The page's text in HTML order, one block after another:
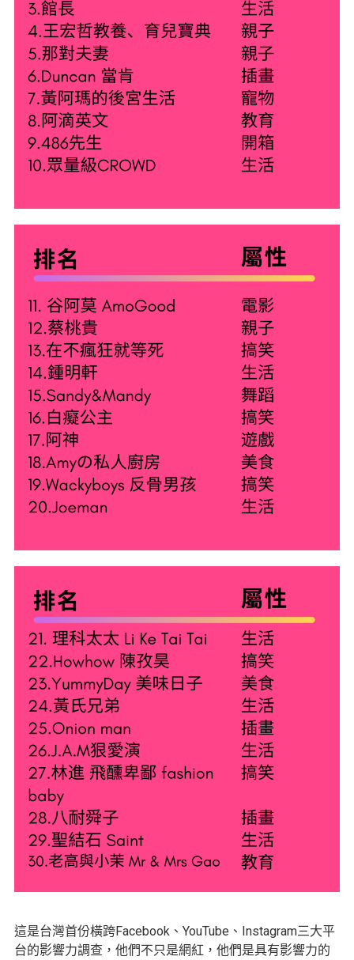
這是台灣首份橫跨Facebook、YouTube、Instagram三大平
台的影響力調查，他們不只是網紅，他們是具有影響力的